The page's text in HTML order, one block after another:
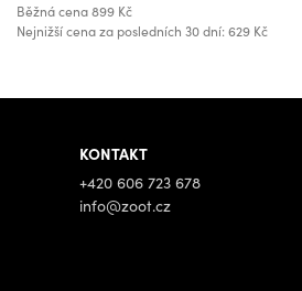
Běžná cena899 Kč
Nejnižší cena za posledních 30 dní: 629 Kč
KONTAKT
+420 606 723 678
info@zoot.cz